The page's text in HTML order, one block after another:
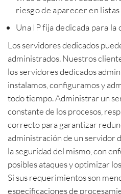
riesgo de aparecer en
Una IP fija dedicada para la
Los servidores dedicados
administrados. Nuestros
los servidores dedicados
instalamos, configuramos y
todo tiempo. Administrar un
constante de los procesos,
correcto para garantizar
administración de un servidor
la seguridad del mismo, con
posibles ataques y optimizar
Si sus requerimientos son
especificaciones de